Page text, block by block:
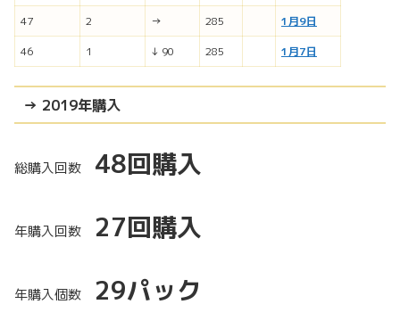
47
2 → 285
1月9日
46
1 ↓ 90 285 1月7日
→ 2019年購入
総購入回数 48回購入
年購入回数 27回購入
年購入個数 29パック